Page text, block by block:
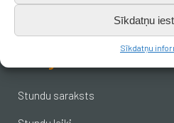
Sīkdatņu
Sīkdatņu
Ezera iela 6, Brocēni, LV-
Stundu saraksts